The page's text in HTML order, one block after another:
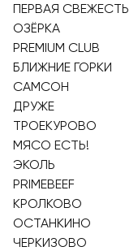
ПЕРВАЯ СВЕЖЕСТЬ
ОЗЁРКА
PREMIUM CLUB
БЛИЖНИЕ ГОРКИ
САМСОН
ДРУЖЕ
ТРОЕКУРОВО
МЯСО ЕСТЬ!
ЭКОЛЬ
PRIMEBEEF
КРОЛКОВО
ОСТАНКИНО
ЧЕРКИЗОВО